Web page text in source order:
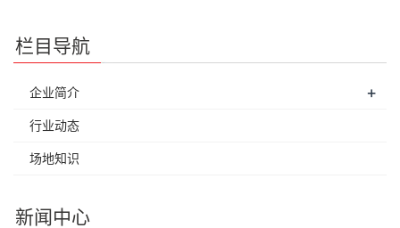
栏目导航
企业简介 +
行业动态
场地知识
新闻中心